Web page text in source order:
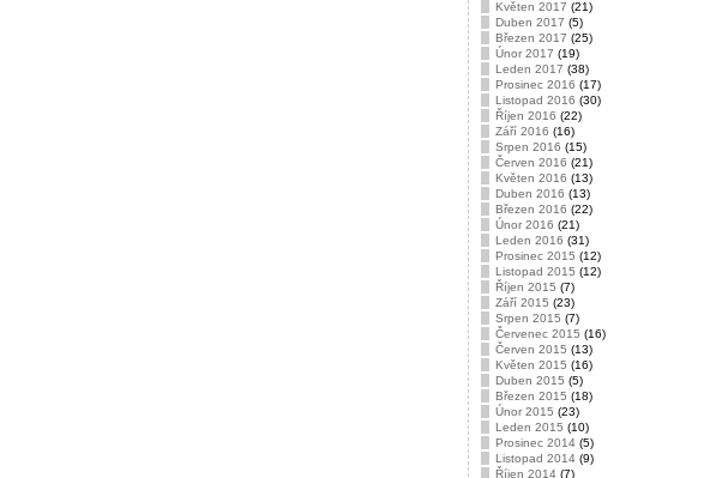
Květen 2017 (21)
Duben 2017 (5)
Březen 2017 (25)
Únor 2017 (19)
Leden 2017 (38)
Prosinec 2016 (17)
Listopad 2016 (30)
Říjen 2016 (22)
Září 2016 (16)
Srpen 2016 (15)
Červen 2016 (21)
Květen 2016 (13)
Duben 2016 (13)
Březen 2016 (22)
Únor 2016 (21)
Leden 2016 (31)
Prosinec 2015 (12)
Listopad 2015 (12)
Říjen 2015 (7)
Září 2015 (23)
Srpen 2015 (7)
Červenec 2015 (16)
Červen 2015 (13)
Květen 2015 (16)
Duben 2015 (5)
Březen 2015 (18)
Únor 2015 (23)
Leden 2015 (10)
Prosinec 2014(5)
Listopad 2014(9)
Říjen 2014(7)